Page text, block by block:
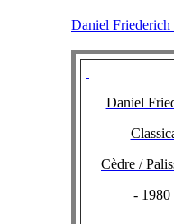
Daniel
Daniel
Cèdre /
- 1980